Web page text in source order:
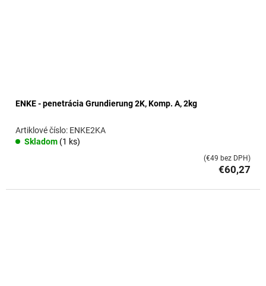
ENKE - penetrácia Grundierung 2K, Komp. A, 2kg
Skladom (1 ks)
ENKE2KA
€60,27
(€49 bez DPH)